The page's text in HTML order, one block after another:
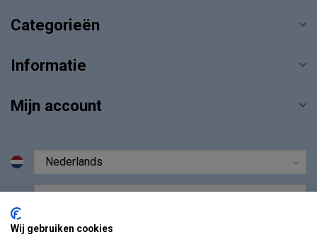
Categorieën
Informatie
Mijn account
Wij gebruiken cookies